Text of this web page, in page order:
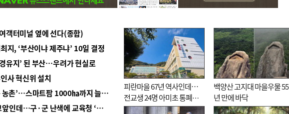
객터미널 옆에 선다(종합)
지, ‘부산이냐 제주냐’ 10일 결정
유지’ 된 부산…우려가 현실로
사 혁신위 설치
■ 경남 농정 비전 ‘잘 사는 농촌’…스마트팜 1000㏊까지 늘린다
■ 교육혁신선도지 공모 코앞인데…구·군 난색에 교육청 ‘쩔쩔’
피란마을 67년 역사인데…
전교생 24명 아미초 통폐합
기로
백양산 고지대 마을우물 55
년 만에 바닥